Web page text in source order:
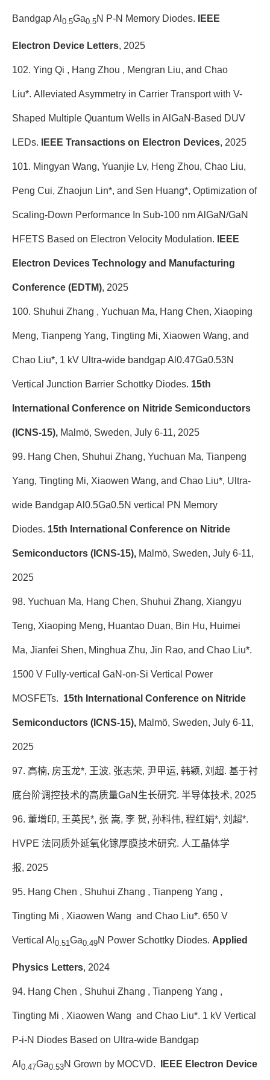
Bandgap Al 0.5Ga0.5N P-N Memory Diodes. IEEE
Electron Device Letters, 2025
102. Ying Qi , Hang Zhou , Mengran Liu, and Chao
Liu*. Alleviated Asymmetry in Carrier Transport with V-
Shaped Multiple Quantum Wells in AlGaN-Based DUV
LEDs. IEEE Transactions on Electron Devices, 2025
101. Mingyan Wang, Yuanjie Lv, Heng Zhou, Chao Liu,
Peng Cui, Zhaojun Lin*, and Sen Huang*, Optimization of
Scaling-Down Performance In Sub-100 nm AlGaN/GaN
HFETS Based on Electron Velocity Modulation. IEEE
Electron Devices Technology and Manufacturing
Conference (EDTM), 2025
100. Shuhui Zhang , Yuchuan Ma, Hang Chen, Xiaoping
Meng, Tianpeng Yang, Tingting Mi, Xiaowen Wang, and
Chao Liu*, 1 kV Ultra-wide bandgap Al0.47Ga0.53N
Vertical Junction Barrier Schottky Diodes. 15th
International Conference on Nitride Semiconductors
(ICNS-15), Malmö, Sweden, July 6-11, 2025
99. Hang Chen, Shuhui Zhang, Yuchuan Ma, Tianpeng
Yang, Tingting Mi, Xiaowen Wang, and Chao Liu*, Ultra-
wide Bandgap Al0.5Ga0.5N vertical PN Memory
Diodes. 15th International Conference on Nitride
Semiconductors (ICNS-15), Malmö, Sweden, July 6-11,
2025
98. Yuchuan Ma, Hang Chen, Shuhui Zhang, Xiangyu
Teng, Xiaoping Meng, Huantao Duan, Bin Hu, Huimei
Ma, Jianfei Shen, Minghua Zhu, Jin Rao, and Chao Liu*.
1500 V Fully-vertical GaN-on-Si Vertical Power
MOSFETs. 15th International Conference on Nitride
Semiconductors (ICNS-15), Malmö, Sweden, July 6-11,
2025
97. 高楠, 房玉龙*, 王波, 张志荣, 尹甲运, 韩颖, 刘超. 基于衬
底台阶调控技术的高质量GaN生长研究. 半导体技术, 2025
96. 董增印, 王英民*, 张 嵩, 李 贺, 孙科伟, 程红娟*, 刘超*.
HVPE 法同质外延氧化镓厚膜技术研究. 人工晶体学
报, 2025
95. Hang Chen , Shuhui Zhang , Tianpeng Yang ,
Tingting Mi , Xiaowen Wang and Chao Liu*. 650 V
Vertical Al 0.51Ga0.49N Power Schottky Diodes. Applied
Physics Letters, 2024
94. Hang Chen , Shuhui Zhang , Tianpeng Yang ,
Tingting Mi , Xiaowen Wang and Chao Liu*. 1 kV Vertical
P-i-N Diodes Based on Ultra-wide Bandgap
Al 0.47Ga0.53N Grown by MOCVD. IEEE Electron Device